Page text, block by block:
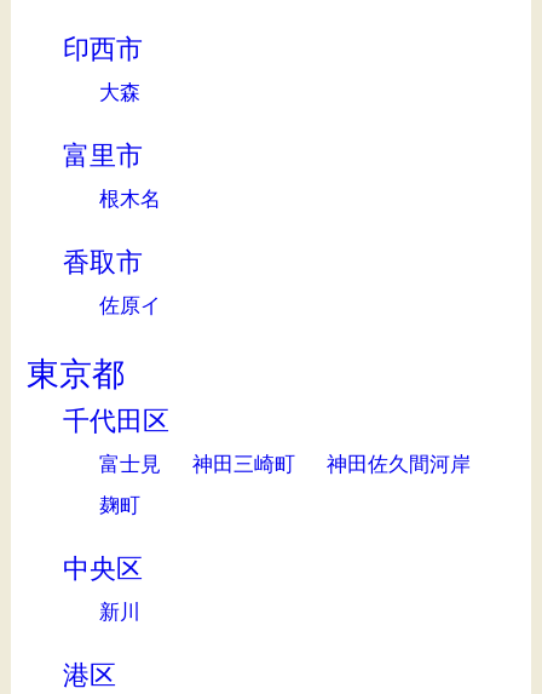
印西市
大森
富里市
根木名
香取市
佐原イ
東京都
千代田区
富士見 神田三崎町
神田佐久間河岸
麹町
中央区
新川
港区